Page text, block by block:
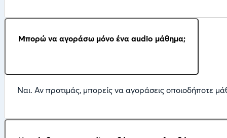
Μπορώ να αγοράσω μόνο ένα audio μάθημα;
Ναι. Αν προτιμάς, μπορείς να αγοράσεις οποιοδήποτε